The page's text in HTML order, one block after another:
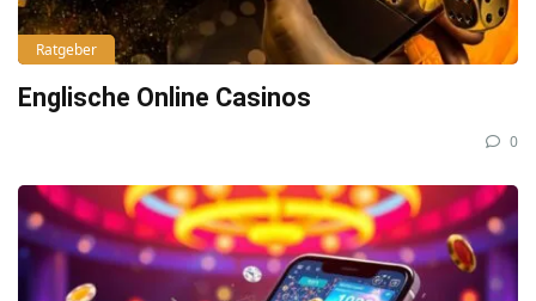
Ratgeber
Englische Online Casinos
0